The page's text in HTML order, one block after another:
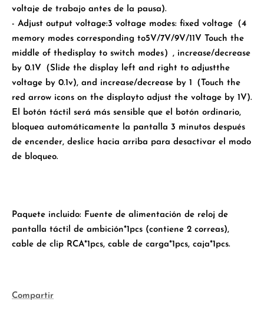
voltaje de trabajo antes de la pausa).
- Adjust output voltage:3 voltage modes: fixed voltage（4
memory modes corresponding to5V/7V/9V/11V Touch the
middle of thedisplay to switch modes）, increase/decrease
by 0.1V（Slide the display left and right to adjustthe
voltage by 0.1v), and increase/decrease by 1（Touch the
red arrow icons on the displayto adjust the voltage by 1V).
El botón táctil será más sensible que el botón ordinario,
bloquea automáticamente la pantalla 3 minutos después
de encender, deslice hacia arriba para desactivar el modo
de bloqueo.
Paquete incluido: Fuente de alimentación de reloj de
pantalla táctil de ambición*1pcs (contiene 2 correas),
cable de clip RCA*1pcs, cable de carga*1pcs, caja*1pcs.
Compartir